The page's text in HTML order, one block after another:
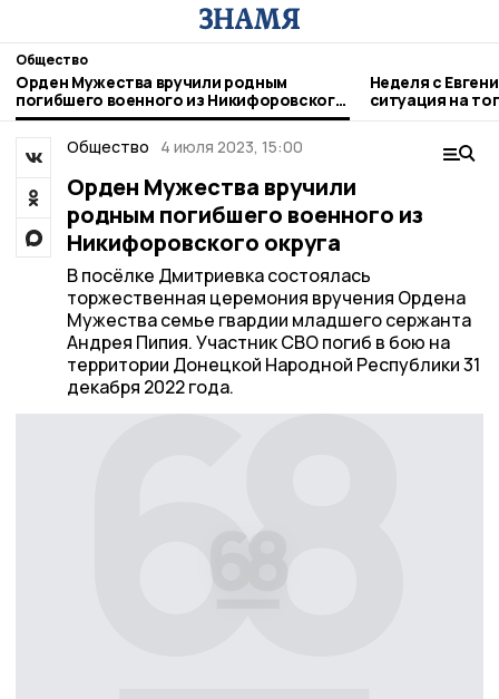
Общество
Орден Мужества вручили родным
погибшего военного из Никифоровского
округа
Неделя с
ситуация на
городе и
Общество
4 июля 2023, 15:00
Орден Мужества вручили
родным погибшего военного из
Никифоровского округа
В посёлке Дмитриевка состоялась
торжественная церемония вручения Ордена
Мужества семье гвардии младшего сержанта
Андрея Пипия. Участник СВО погиб в бою на
территории Донецкой Народной Республики 31
декабря 2022 года.